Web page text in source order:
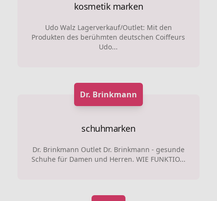
kosmetik marken
Udo Walz Lagerverkauf/Outlet: Mit den
Produkten des berühmten deutschen Coiffeurs
Udo...
Dr. Brinkmann
schuhmarken
Dr. Brinkmann Outlet Dr. Brinkmann - gesunde
Schuhe für Damen und Herren. WIE FUNKTIO...